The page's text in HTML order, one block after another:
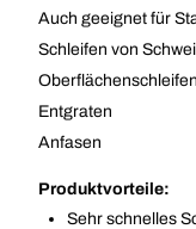
Auch geeignet für
Schleifen von
Oberflächenschleifen
Entgraten
Anfasen
Produktvorteile:
Sehr schnelles